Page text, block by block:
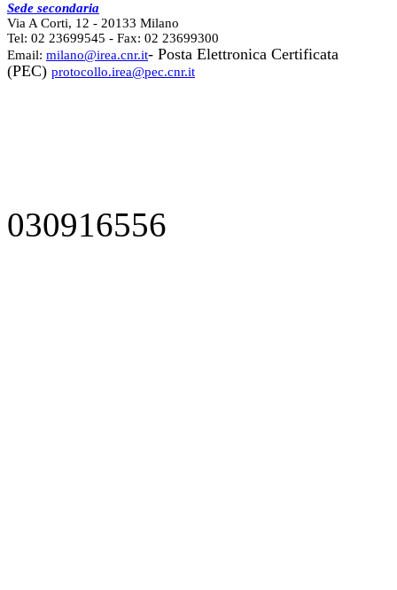
Sede secondaria
Via A Corti, 12 - 20133 Milano
Tel: 02 23699545 - Fax: 02 23699300
Email: milano@irea.cnr.it- Posta Elettronica Certificata
(PEC) protocollo.irea@pec.cnr.it
030916556